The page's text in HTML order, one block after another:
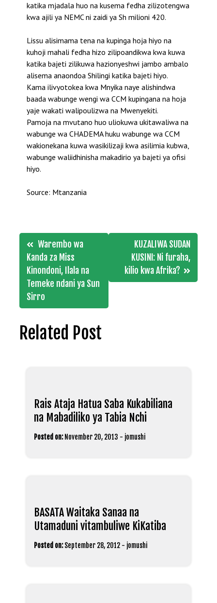
katika mjadala huo na kusema fedha zilizotengwa
kwa ajili ya NEMC ni zaidi ya Sh milioni 420.
Lissu alisimama tena na kupinga hoja hiyo na
kuhoji mahali fedha hizo zilipoandikwa kwa kuwa
katika bajeti zilikuwa hazionyeshwi jambo ambalo
alisema anaondoa Shilingi katika bajeti hiyo.
Kama ilivyotokea kwa Mnyika naye alishindwa
baada wabunge wengi wa CCM kupingana na hoja
yaje wakati walipoulizwa na Mwenyekiti.
Pamoja na mvutano huo uliokuwa ukitawaliwa na
wabunge wa CHADEMA huku wabunge wa CCM
wakionekana kuwa wasikilizaji kwa asilimia kubwa,
wabunge waliidhinisha makadirio ya bajeti ya ofisi
hiyo.
Source: Mtanzania
Post
navigation
Warembo wa
Kanda za Miss
Kinondoni, Ilala na
Temeke ndani ya Sun
Sirro
KUZALIWA SUDAN
KUSINI: Ni furaha,
kilio kwa Afrika?
Related Post
Rais Ataja Hatua Saba Kukabiliana
na Mabadiliko ya Tabia Nchi
Posted on: November 20, 2013 - jomushi
BASATA Waitaka Sanaa na
Utamaduni vitambuliwe KiKatiba
Posted on: September 28, 2012 - jomushi